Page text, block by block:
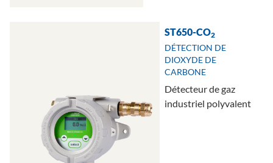
ST650-CO2
DÉTECTION DE
DIOXYDE DE
CARBONE
Détecteur de gaz
industriel polyvalent